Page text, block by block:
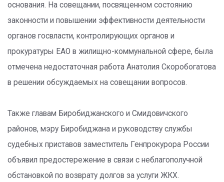
основания. На совещании, посвященном состоянию
законности и повышении эффективности деятельности
органов госвласти, контролирующих органов и
прокуратуры ЕАО в жилищно-коммунальной сфере, была
отмечена недостаточная работа Анатолия Скоробогатова
в решении обсуждаемых на совещании вопросов.
Также главам Биробиджанского и Смидовичского
районов, мэру Биробиджана и руководству службы
судебных приставов заместитель Генпрокурора России
объявил предостережение в связи с неблагополучной
обстановкой по возврату долгов за услуги ЖКХ.